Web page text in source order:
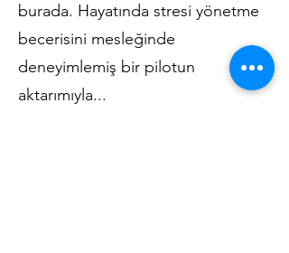
burada. Hayatında stresi yönetme
becerisini mesleğinde
deneyimlemiş bir pilotun
aktarımıyla...